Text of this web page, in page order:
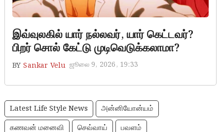
இவ்வுலகில் யார் நல்லவர், யார் கெட்டவர்?
பிறர் சொல் கேட்டு முடிவெடுக்கலாமா?
BY Sankar Velu ஜூலை 9, 2026, 19:33
Latest Life Style News
அன்னியோன்யம்
கணவன் மனைவி
செவ்வாய்
பவளம்